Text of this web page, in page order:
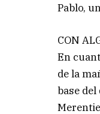
Pablo,
CON
En
de la
base